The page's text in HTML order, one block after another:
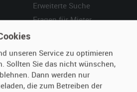
Erweiterte Suche
Fragen für Mieter
Hilfe
Häufige Fragen (FAQ)
So funktioniert's
unseren Service zu optimieren
Sollten Sie das nicht wünschen,
Dann werden nur
die zum Betreiben der